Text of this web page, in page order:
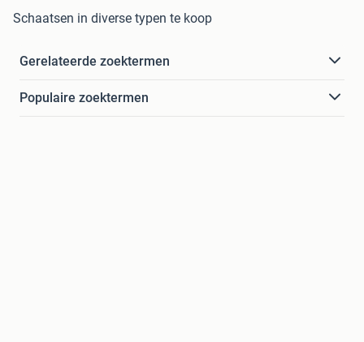
Schaatsen in diverse typen te koop
Gerelateerde zoektermen
Populaire zoektermen